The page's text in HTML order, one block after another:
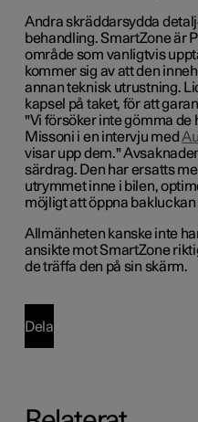
Andra skräddarsydda
behandling. SmartZone är
område som vanligtvis
kommer sig av att den
annan teknisk utrustning.
kapsel på taket, för att
"Vi försöker inte gömma
Missoni i en intervju med
visar upp dem."
särdrag. Den har ersatts
utrymmet inne i bilen,
möjligt att öppna bakluckan
Allmänheten kanske inte
ansikte mot SmartZone
de träffa den på sin skärm.
Dela